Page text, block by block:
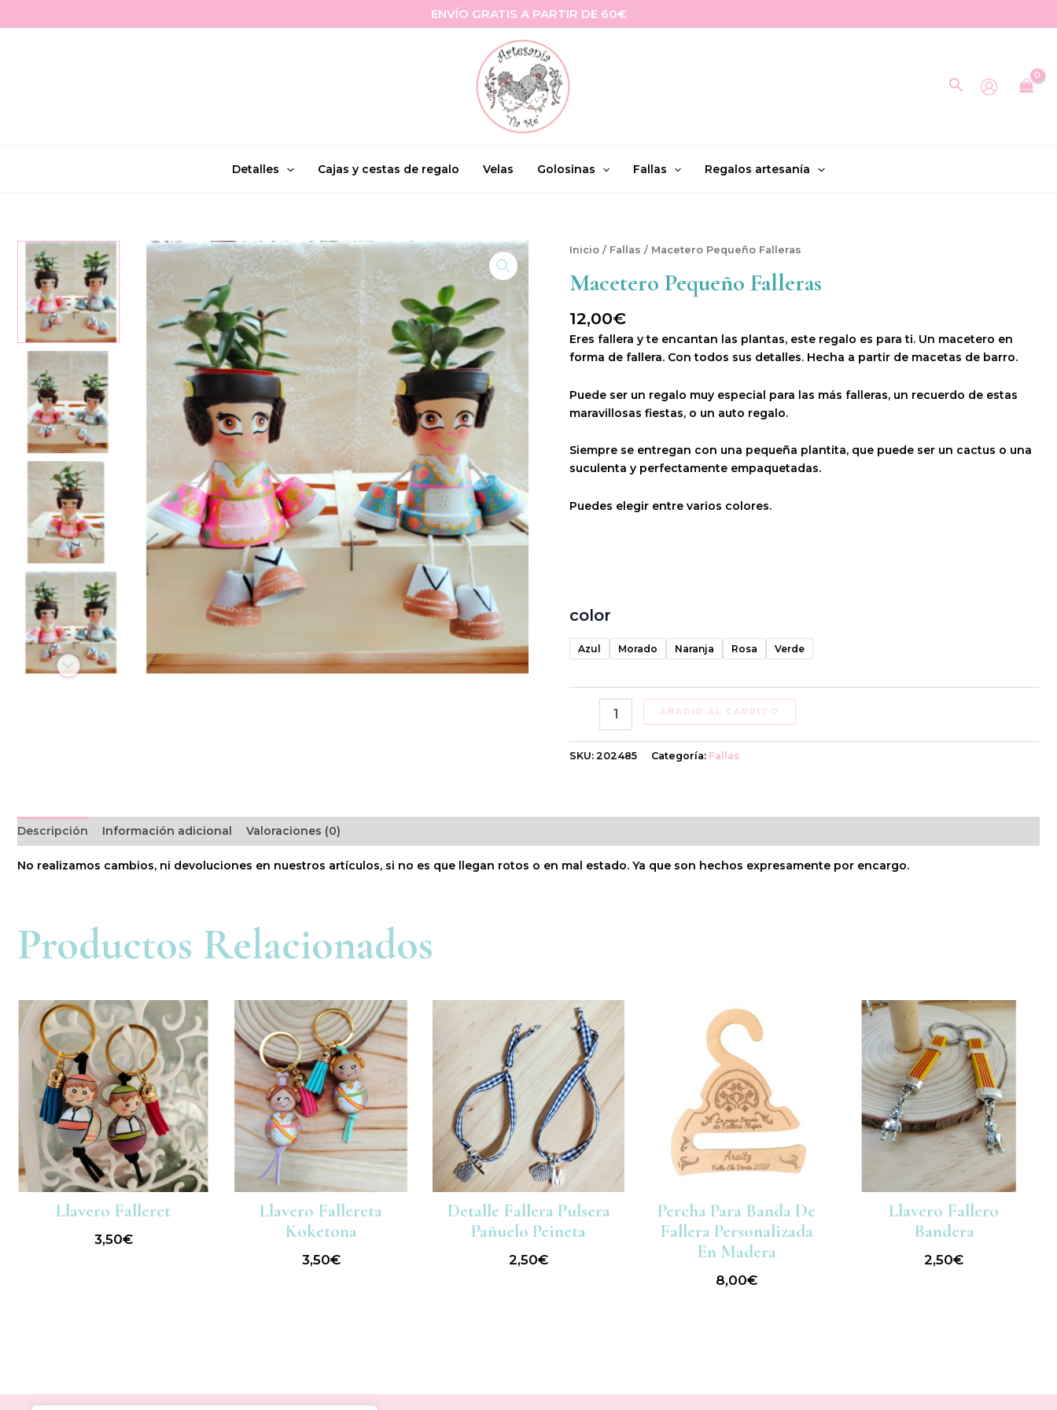
al
ENVÍO GRATIS A PARTIR DE 60€
Buscar
Detalles Cajas y cestas de regalo Velas Golosinas Fallas Regalos artesanía
Inicio / Fallas / Macetero Pequeño Falleras
Macetero Pequeño Falleras
12,00€
Eres fallera y te encantan las plantas, este regalo es para ti. Un macetero en
forma de fallera. Con todos sus detalles. Hecha a partir de macetas de barro.
Puede ser un regalo muy especial para las más falleras, un recuerdo de estas
maravillosas fiestas, o un auto regalo.
Siempre se entregan con una pequeña plantita, que puede ser un cactus o una
suculenta y perfectamente empaquetadas.
Puedes elegir entre varios colores.
color
Azul Morado Naranja Rosa Verde
Macetero
Falleras
cantidad
AÑADIR AL CARRITO
SKU: 202485 Categoría: Fallas
Descripción Información adicional Valoraciones (0)
No realizamos cambios, ni devoluciones en nuestros artículos, si no es que llegan rotos o en mal estado. Ya que son hechos expresamente por encargo.
Productos Relacionados
Llavero Falleret
3,50€
Llavero Fallereta
Koketona
3,50€
Detalle Fallera Pulsera
Pañuelo Peineta
2,50€
Percha Para Banda De
Fallera Personalizada
En Madera
8,00€
Llavero Fallero
Bandera
2,50€